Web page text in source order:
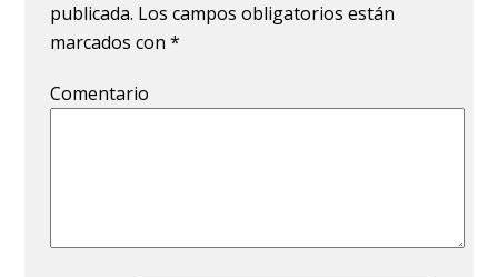
publicada. Los campos obligatorios están
marcados con*
Comentario